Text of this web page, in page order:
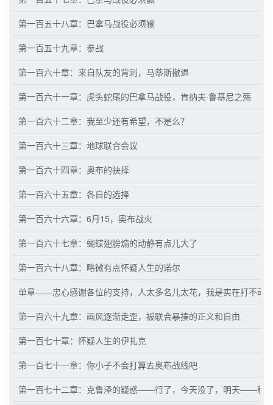
第一百五十八章：巴拿马战役必须输
第一百五十九章：参战
第一百六十章：来自队友的背刺，马蒂斯撤退
第一百六十一章：虎头蛇尾的巴拿马战役，肯纳夫·鲁基尼之殇
第一百六十二章：我至少还有希望，不是么？
第一百六十三章：地球联合会议
第一百六十四章：奥布的抉择
第一百六十五章：各自的选择
第一百六十六章：6月15，奥布战火
第一百六十七章：蝴蝶翅膀煽的动静有点儿大了
第一百六十八章：略微有点怀疑人生的诺尔
单章——忠心感谢各位的支持，人太多名儿太花，我是实在打不动
第一百六十九章：画风逐渐走歪，被联合暴揍的正义和自由
第一百七十章：怀疑人生的伊扎克
第一百七十一章：你小子不会打算去奥布战线吧
第一百七十二章：克鲁泽的疑惑——行了，今天没了，明天——稍